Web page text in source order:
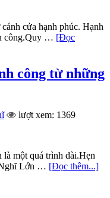
cửa hạnh phúc. Hạnh
công.Quy … [Đọc
công từ những
lượt xem: 1369
là một quá trình dài.Hẹn
Lớn … [Đọc thêm...]